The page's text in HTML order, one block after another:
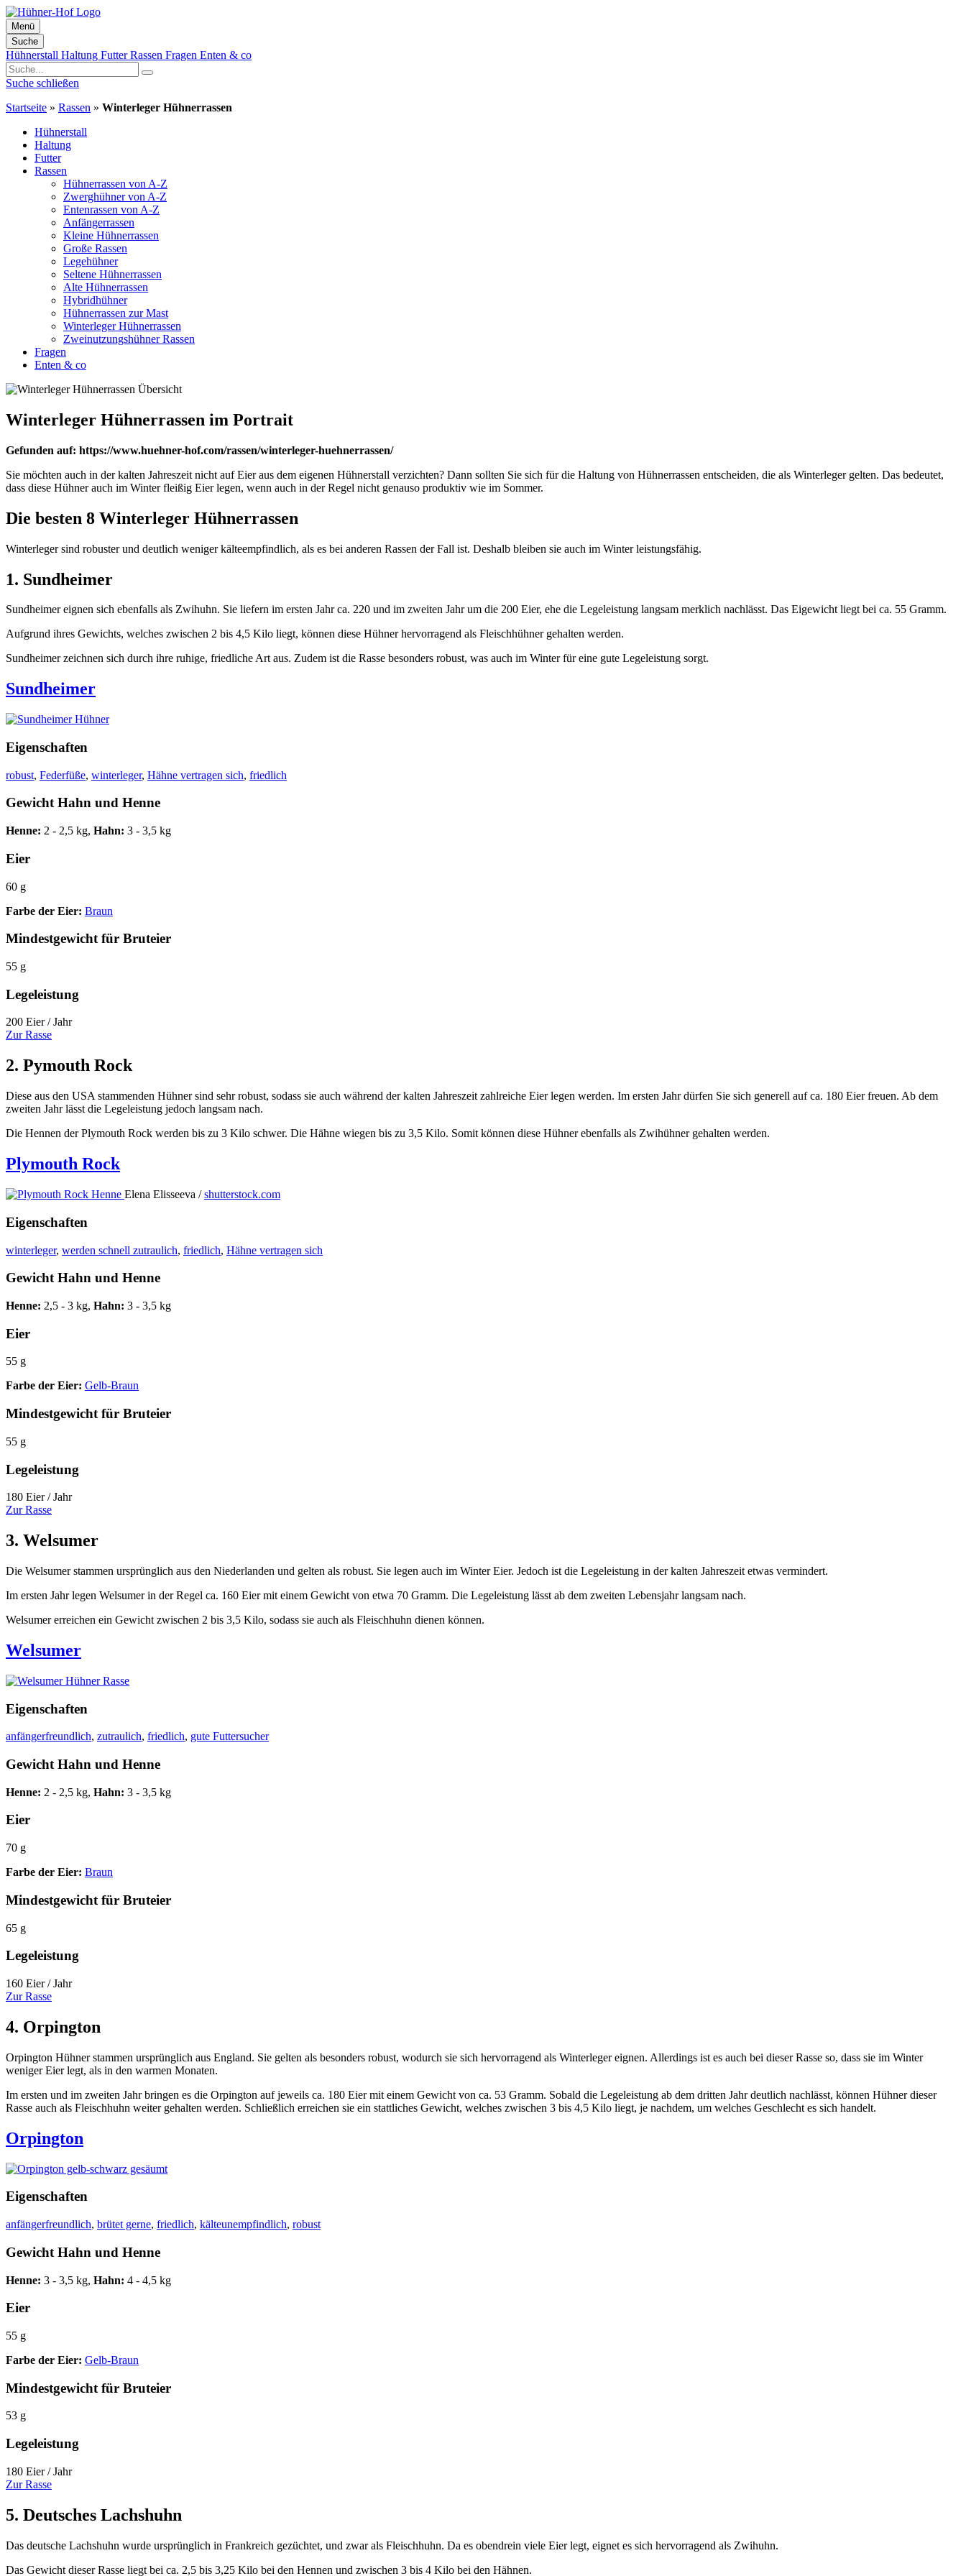
Menü
Suche
Zum
Inhalt
springen
Hühnerstall Haltung FutterRassen Fragen Enten & co
Suche schließen
Startseite » Rassen » Winterleger Hühnerrassen
Hühnerstall
Haltung
Futter
Rassen
Hühnerrassen von A-Z
Zwerghühner von A-Z
Entenrassen von A-Z
Anfängerrassen
Kleine Hühnerrassen
Große Rassen
Legehühner
Seltene Hühnerrassen
Alte Hühnerrassen
Hybridhühner
Hühnerrassen zur Mast
Winterleger Hühnerrassen
Zweinutzungshühner Rassen
Fragen
Enten & co
Winterleger Hühnerrassen im Portrait
Gefunden auf: https://www.huehner-hof.com/rassen/winterleger-huehnerrassen/
Sie möchten auch in der kalten Jahreszeit nicht auf Eier aus dem eigenen Hühnerstall verzichten? Dann sollten Sie sich für die Haltung von Hühnerrassen entscheiden, die als Winterleger gelten. Das bedeutet,
dass diese Hühner auch im Winter fleißig Eier legen, wenn auch in der Regel nicht genauso produktiv wie im Sommer.
Die besten 8 Winterleger Hühnerrassen
Winterleger sind robuster und deutlich weniger kälteempfindlich, als es bei anderen Rassen der Fall ist. Deshalb bleiben sie auch im Winter leistungsfähig.
1. Sundheimer
Sundheimer eignen sich ebenfalls als Zwihuhn. Sie liefern im ersten Jahr ca. 220 und im zweiten Jahr um die 200 Eier, ehe die Legeleistung langsam merklich nachlässt. Das Eigewicht liegt bei ca. 55 Gramm.
Aufgrund ihres Gewichts, welches zwischen 2 bis 4,5 Kilo liegt, können diese Hühner hervorragend als Fleischhühner gehalten werden.
Sundheimer zeichnen sich durch ihre ruhige, friedliche Art aus. Zudem ist die Rasse besonders robust, was auch im Winter für eine gute Legeleistung sorgt.
Sundheimer
Eigenschaften
robust, Federfüße, winterleger, Hähne vertragen sich, friedlich
Gewicht Hahn und Henne
Henne: 2 - 2,5 kg, Hahn: 3 - 3,5 kg
Eier
60 g
Farbe der Eier: Braun
Mindestgewicht für Bruteier
55 g
Legeleistung
200 Eier / Jahr
Zur Rasse
2. Pymouth Rock
Diese aus den USA stammenden Hühner sind sehr robust, sodass sie auch während der kalten Jahreszeit zahlreiche Eier legen werden. Im ersten Jahr dürfen Sie sich generell auf ca. 180 Eier freuen. Ab dem
zweiten Jahr lässt die Legeleistung jedoch langsam nach.
Die Hennen der Plymouth Rock werden bis zu 3 Kilo schwer. Die Hähne wiegen bis zu 3,5 Kilo. Somit können diese Hühner ebenfalls als Zwihühner gehalten werden.
Plymouth Rock
Elena Elisseeva /shutterstock.com
Eigenschaften
winterleger, werden schnell zutraulich, friedlich, Hähne vertragen sich
Gewicht Hahn und Henne
Henne: 2,5 - 3 kg, Hahn: 3 - 3,5 kg
Eier
55 g
Farbe der Eier: Gelb-Braun
Mindestgewicht für Bruteier
55 g
Legeleistung
180 Eier / Jahr
Zur Rasse
3. Welsumer
Die Welsumer stammen ursprünglich aus den Niederlanden und gelten als robust. Sie legen auch im Winter Eier. Jedoch ist die Legeleistung in der kalten Jahreszeit etwas vermindert.
Im ersten Jahr legen Welsumer in der Regel ca. 160 Eier mit einem Gewicht von etwa 70 Gramm. Die Legeleistung lässt ab dem zweiten Lebensjahr langsam nach.
Welsumer erreichen ein Gewicht zwischen 2 bis 3,5 Kilo, sodass sie auch als Fleischhuhn dienen können.
Welsumer
Eigenschaften
anfängerfreundlich, zutraulich, friedlich, gute Futtersucher
Gewicht Hahn und Henne
Henne: 2 - 2,5 kg, Hahn: 3 - 3,5 kg
Eier
70 g
Farbe der Eier: Braun
Mindestgewicht für Bruteier
65 g
Legeleistung
160 Eier / Jahr
Zur Rasse
4. Orpington
Orpington Hühner stammen ursprünglich aus England. Sie gelten als besonders robust, wodurch sie sich hervorragend als Winterleger eignen. Allerdings ist es auch bei dieser Rasse so, dass sie im Winter
weniger Eier legt, als in den warmen Monaten.
Im ersten und im zweiten Jahr bringen es die Orpington auf jeweils ca. 180 Eier mit einem Gewicht von ca. 53 Gramm. Sobald die Legeleistung ab dem dritten Jahr deutlich nachlässt, können Hühner dieser
Rasse auch als Fleischhuhn weiter gehalten werden. Schließlich erreichen sie ein stattliches Gewicht, welches zwischen 3 bis 4,5 Kilo liegt, je nachdem, um welches Geschlecht es sich handelt.
Orpington
Eigenschaften
anfängerfreundlich, brütet gerne, friedlich, kälteunempfindlich, robust
Gewicht Hahn und Henne
Henne: 3 - 3,5 kg, Hahn: 4 - 4,5 kg
Eier
55 g
Farbe der Eier: Gelb-Braun
Mindestgewicht für Bruteier
53 g
Legeleistung
180 Eier / Jahr
Zur Rasse
5. Deutsches Lachshuhn
Das deutsche Lachshuhn wurde ursprünglich in Frankreich gezüchtet, und zwar als Fleischhuhn. Da es obendrein viele Eier legt, eignet es sich hervorragend als Zwihuhn.
Das Gewicht dieser Rasse liegt bei ca. 2,5 bis 3,25 Kilo bei den Hennen und zwischen 3 bis 4 Kilo bei den Hähnen.